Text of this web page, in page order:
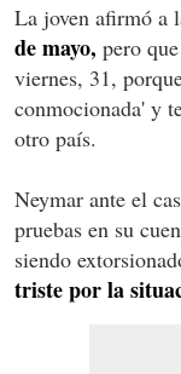
La joven afirmó a
de mayo, pero
viernes, 31,
conmocionada' y
otro país.
Neymar ante el
pruebas en su
siendo
triste por la